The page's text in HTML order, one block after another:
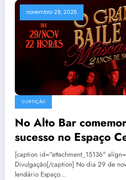
novembro 28, 2025
CURTIÇÃO
No Alto Bar
sucesso no Espaço
[caption id="attachment_15136"
Divulgação[/caption] No dia 29 de
lendário Espaço…